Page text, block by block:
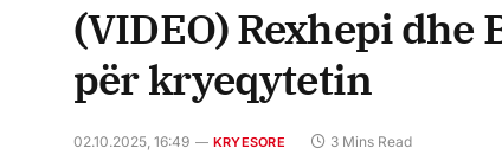
(VIDEO) Rexhepi
për kryeqytetin
02.10.2025, 16:49 KRYESORE 3 Mins Read